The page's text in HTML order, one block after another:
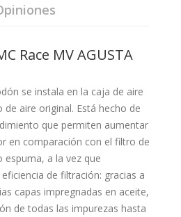
Race MV AGUSTA
se instala en la caja de aire
aire original. Está hecho de
que permiten aumentar
en comparación con el filtro de
espuma, a la vez que
de filtración: gracias a
capas impregnadas en aceite,
de todas las impurezas hasta